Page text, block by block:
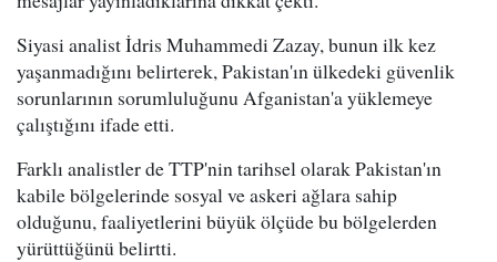
Siyasi analist İdris Muhammedi Zazay, bunun ilk kez
yaşanmadığını belirterek, Pakistan'ın ülkedeki güvenlik
sorunlarının sorumluluğunu Afganistan'a yüklemeye
çalıştığını ifade etti.
Farklı analistler de TTP'nin tarihsel olarak Pakistan'ın
kabile bölgelerinde sosyal ve askeri ağlara sahip
olduğunu, faaliyetlerini büyük ölçüde bu bölgelerden
yürüttüğünü belirtti.